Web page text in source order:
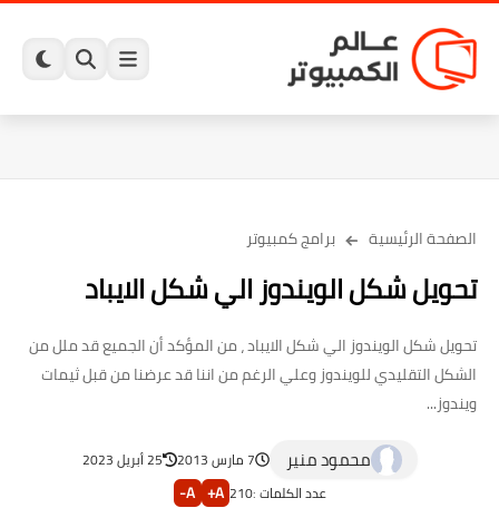
الصفحة الرئيسية برامج كمبيوتر
تحويل شكل الويندوز الي شكل الايباد
تحويل شكل الويندوز الي شكل الايباد ، من المؤكد أن الجميع قد ملل من
الشكل التقليدي للويندوز وعلي الرغم من اننا قد عرضنا من قبل ثيمات
ويندوز...
محمود منير 7 مارس 2013
25 أبريل 2023
عدد الكلمات :210
A+
A-